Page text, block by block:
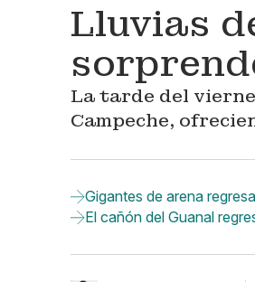
Lluvias
La tarde del
Campeche,
Gigantes de arena
El cañón del Guanal